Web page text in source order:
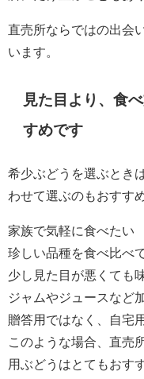
直売所ならではの出会
います。
見た目より、食
すめです
希少ぶどうを選ぶとき
わせて選ぶのもおすす
家族で気軽に食べたい
珍しい品種を食べ比べ
少し見た目が悪くても
ジャムやジュースなど
贈答用ではなく、自宅
このような場合、直売
用ぶどうはとてもおす